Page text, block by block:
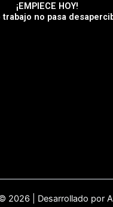
¡EMPIECE HOY!
trabajo no pasa
2026 | Desarrollado por